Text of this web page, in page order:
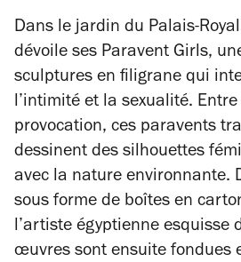
Dans le jardin du Palais-
dévoile ses Paravent Girls,
sculptures en filigrane qui
l’intimité et la sexualité.
provocation, ces paravents
dessinent des silhouettes
avec la nature environnante.
sous forme de boîtes en
l’artiste égyptienne esquisse
œuvres sont ensuite fondues